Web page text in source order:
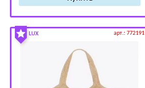
LUX арт.: 772191